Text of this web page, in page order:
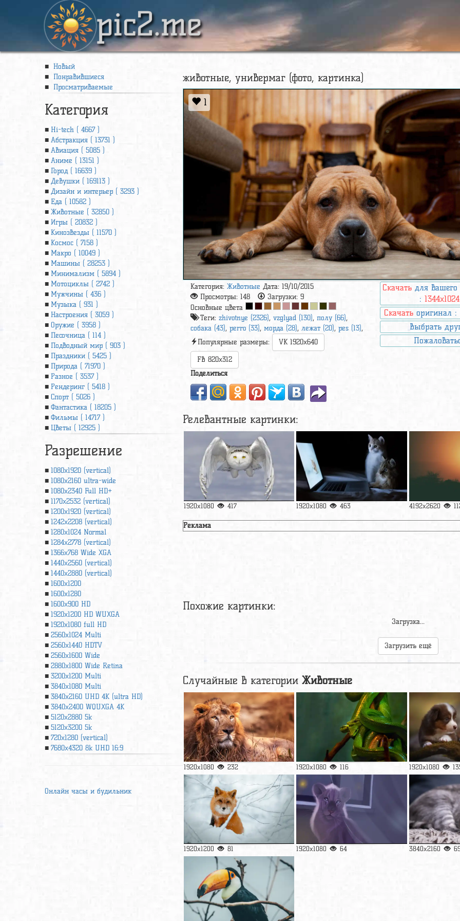
pic2.me
Новый
Понравившиеся
Просматриваемые
Категория
Hi-tech ( 4667 )
Абстракция ( 13731 )
Авиация ( 5085 )
Аниме ( 13151 )
Город ( 16639 )
Девушки ( 169113 )
Дизайн и интерьер ( 3293 )
Еда ( 10582 )
Животные ( 32850 )
Игры ( 20832 )
Кинозвезды ( 11570 )
Космос ( 7158 )
Макро ( 10049 )
Машины ( 28253 )
Минимализм ( 5894 )
Мотоциклы ( 2742 )
Мужчины ( 436 )
Музыка ( 931 )
Настроения ( 3059 )
Оружие ( 3958 )
Песочница ( 114 )
Подводный мир ( 903 )
Праздники ( 5425 )
Природа ( 71970 )
Разное ( 3537 )
Рендеринг ( 5418 )
Спорт ( 5026 )
Фантастика ( 18205 )
Фильмы ( 14717 )
Цветы ( 12925 )
Разрешение
1080x1920 (vertical)
1080x2160 ultra-wide
1080x2340 Full HD+
1170x2532 (vertical)
1200x1920 (vertical)
1242x2208 (vertical)
1280x1024 Normal
1284x2778 (vertical)
1366х768 Wide XGA
1440x2560 (vertical)
1440x2880 (vertical)
1600x1200
1600x1280
1600x900 HD
1920x1200 HD WUXGA
1920х1080 full HD
2560x1024 Multi
2560x1440 HDTV
2560x1600 Wide
2880x1800 Wide Retina
3200x1200 Multi
3840x1080 Multi
3840x2160 UHD 4К (ultra HD)
3840x2400 WQUXGA 4K
5120x2880 5k
5120x3200 5k
720x1280 (vertical)
7680x4320 8k UHD 16:9
Онлайн часы и будильник
животные, универмаг (фото, картинка)
1
Категория:Животные Дата: 19/10/2015
Просмотры:148 Загрузки:9
Основные цвета
Теги:zhivotnye (2326),vzglyad (130),полу (66),
собака (43),perro (33),морда (28),лежат (20),pes (13),
Популярные размеры:
VK 1920x640
FB 820x312
Скачать для
:1344x1024
Скачать оригинал :
Выбрать
Поделиться
Релевантные картинки:
1920x1080 417 1920x1080 463 4192x2620
Реклама
Похожие картинки:
Загрузка...
Загрузить ещё
Случайные в категорииЖивотные
1920x1080 232 1920x1080 116 1920x1080
1920x1200 81 1920x1080 64 3840x2160